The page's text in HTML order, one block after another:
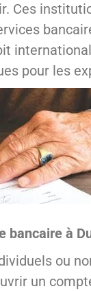
Ces
pour les
bancaire à
ou
un